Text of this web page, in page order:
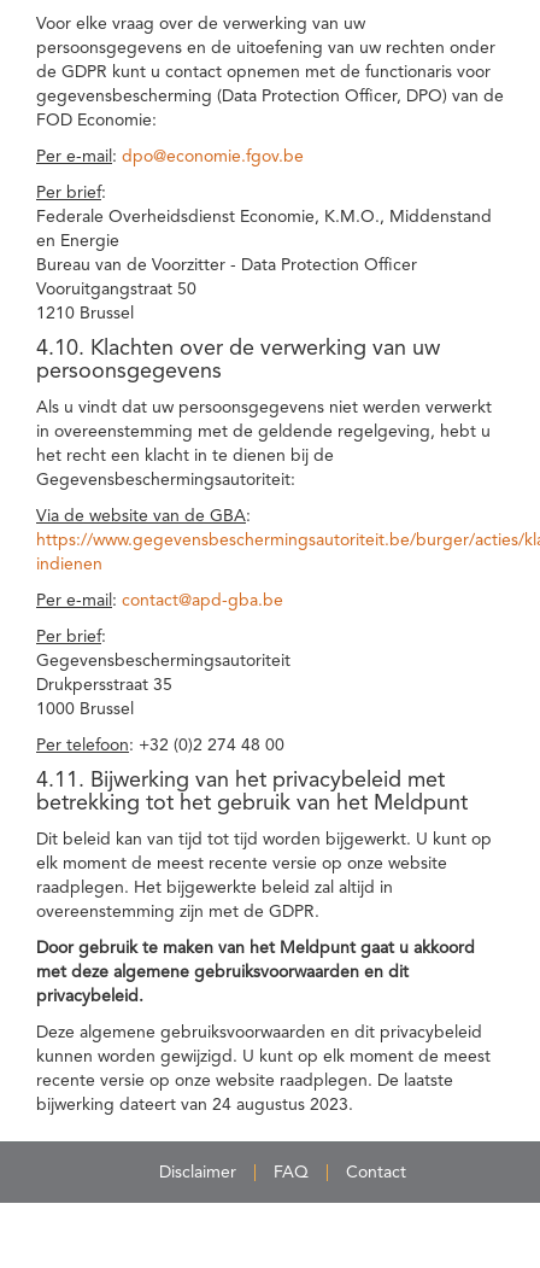
Voor elke vraag over de verwerking van uw
persoonsgegevens en de uitoefening van uw rechten onder
de GDPR kunt u contact opnemen met de functionaris voor
gegevensbescherming (Data Protection Officer, DPO) van de
FOD Economie:
Per e-mail : dpo@economie.fgov.be
Per brief:
Federale Overheidsdienst Economie, K.M.O., Middenstand
en Energie
Bureau van de Voorzitter - Data Protection Officer
Vooruitgangstraat 50
1210 Brussel
4.10. Klachten over de verwerking van uw
persoonsgegevens
Als u vindt dat uw persoonsgegevens niet werden verwerkt
in overeenstemming met de geldende regelgeving, hebt u
het recht een klacht in te dienen bij de
Gegevensbeschermingsautoriteit:
Via de website van de GBA:
https://www.gegevensbeschermingsautoriteit.be/burger/acties/
indienen
Per e-mail : contact@apd-gba.be
Per brief:
Gegevensbeschermingsautoriteit
Drukpersstraat 35
1000 Brussel
Per telefoon: +32 (0)2 274 48 00
4.11. Bijwerking van het privacybeleid met
betrekking tot het gebruik van het Meldpunt
Dit beleid kan van tijd tot tijd worden bijgewerkt. U kunt op
elk moment de meest recente versie op onze website
raadplegen. Het bijgewerkte beleid zal altijd in
overeenstemming zijn met de GDPR.
Door gebruik te maken van het Meldpunt gaat u akkoord
met deze algemene gebruiksvoorwaarden en dit
privacybeleid.
Deze algemene gebruiksvoorwaarden en dit privacybeleid
kunnen worden gewijzigd. U kunt op elk moment de meest
recente versie op onze website raadplegen. De laatste
bijwerking dateert van 24 augustus 2023.
Disclaimer FAQ Contact